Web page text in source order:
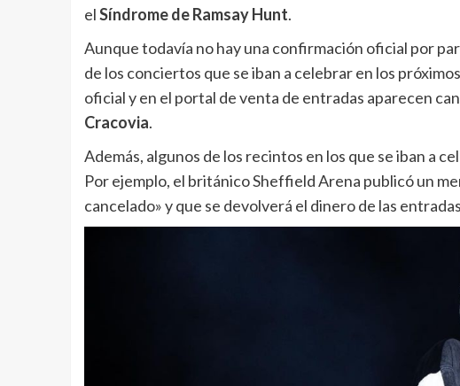
elSíndrome de Ramsay Hunt.
Aunque todavía no hay una confirmación oficial por
de los conciertos que se iban a celebrar en los
oficial y en el portal de venta de entradas aparecen
Cracovia.
Además, algunos de los recintos en los que se iban a
Por ejemplo, el británico Sheffield Arena publicó un
cancelado» y que se devolverá el dinero de las